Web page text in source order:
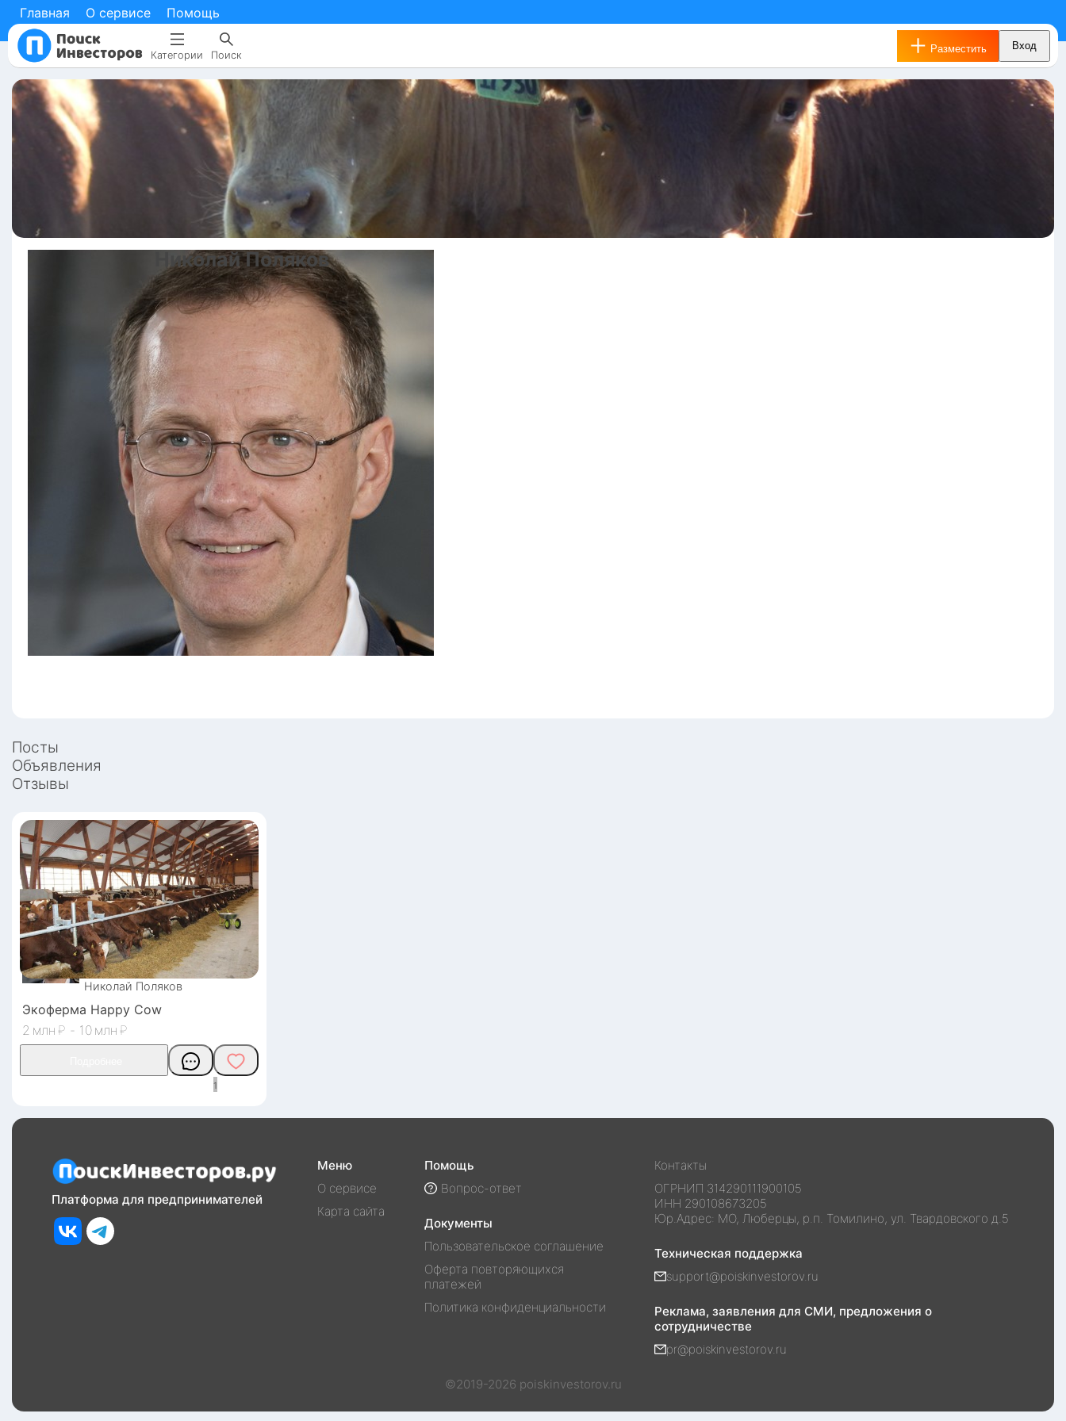
Главная О сервисе Помощь
Категории Поиск
Вход
Разместить
Николай Поляков
Посты
Объявления
Отзывы
Николай Поляков
Экоферма Happy Cow
2
₽ - 10 ₽
1
Платформа для предпринимателей
Меню
О сервисе
Карта сайта
Помощь
Вопрос-ответ
Документы
Пользовательское соглашение
Оферта повторяющихся
платежей
Политика конфиденциальности
Контакты
ОГРНИП 314290111900105
ИНН 290108673205
Юр.Адрес: МО, Люберцы, р.п. Томилино, ул. Твардовского д.5
Техническая поддержка
support@poiskinvestorov.ru
Реклама, заявления для СМИ, предложения о
сотрудничестве
pr@poiskinvestorov.ru
©2019-2026 poiskinvestorov.ru